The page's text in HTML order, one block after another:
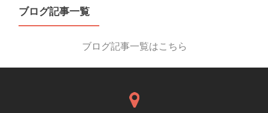
ブログ記事一覧
ブログ記事一覧はこちら